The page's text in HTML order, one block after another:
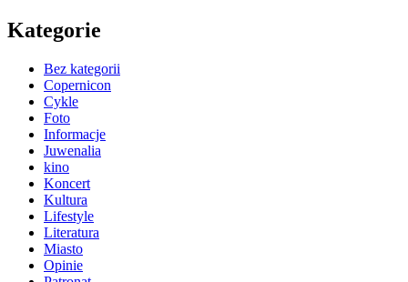
Kategorie
Bez kategorii
Copernicon
Cykle
Foto
Informacje
Juwenalia
kino
Koncert
Kultura
Lifestyle
Literatura
Miasto
Opinie